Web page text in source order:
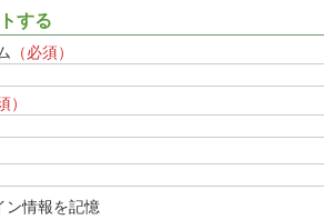
する
（必須）
）
ン情報を記憶